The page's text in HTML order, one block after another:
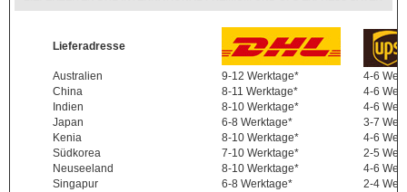
Lieferadresse
Australien 9-12 Werktage*
4-6
China
8-11 Werktage*
4-6
Indien
8-10 Werktage*
4-6
Japan
6-8 Werktage*
3-7
Kenia
8-10 Werktage*
4-6
Südkorea
7-10 Werktage*
2-5
Neuseeland
8-10 Werktage*
4-6
Singapur
6-8 Werktage*
2-4